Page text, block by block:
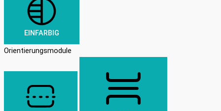
EINFARBIG
Orientierungsmodule